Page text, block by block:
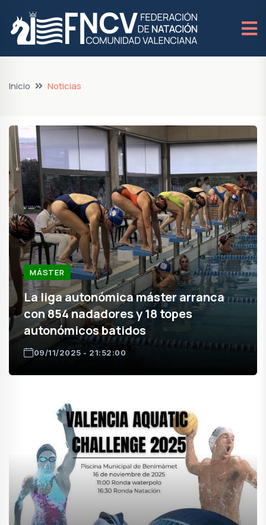
Inicio Noticias
MÁSTER
La liga autonómica máster arranca
con 854 nadadores y 18 topes
autonómicos batidos
09/11/2025 - 21:52:00